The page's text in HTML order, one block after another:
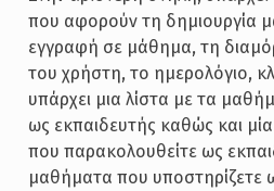
που αφορούν τη δημιουργία
εγγραφή σε μάθημα, τη
του χρήστη, το ημερολόγιο,
υπάρχει μια λίστα με τα
ως εκπαιδευτής καθώς και
που παρακολουθείτε ως
μαθήματα που υποστηρίζετε